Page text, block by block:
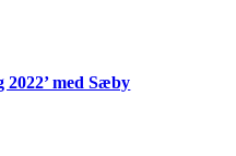
2022’ med Sæby